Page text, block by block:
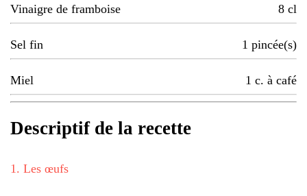
Vinaigre de framboise 8 cl
Sel fin 1 pincée(s)
Miel 1 c. à café
Descriptif de la recette
1 . Les œufs